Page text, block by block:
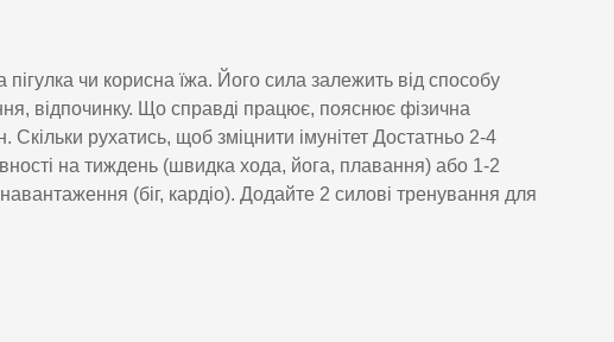
пігулка чи корисна їжа. Його сила залежить від способу
відпочинку. Що справді працює, пояснює фізична
Скільки рухатись, щоб зміцнити імунітет Достатньо 2-4
на тиждень (швидка хода, йога, плавання) або 1-2
(біг, кардіо). Додайте 2 силові тренування для